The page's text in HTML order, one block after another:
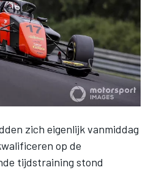
zich eigenlijk vanmiddag
op de
tijdstraining stond